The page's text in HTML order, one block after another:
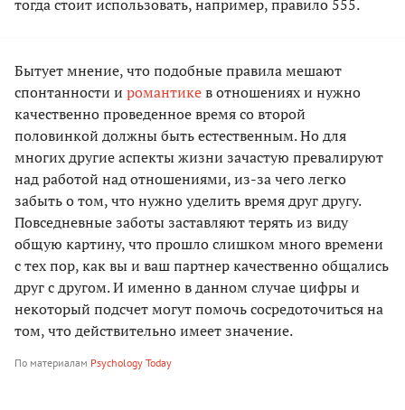
тогда стоит использовать, например, правило 555.
Бытует мнение, что подобные правила мешают
спонтанности и романтикев отношениях и нужно
качественно проведенное время со второй
половинкой должны быть естественным. Но для
многих другие аспекты жизни зачастую превалируют
над работой над отношениями, из-за чего легко
забыть о том, что нужно уделить время друг другу.
Повседневные заботы заставляют терять из виду
общую картину, что прошло слишком много времени
с тех пор, как вы и ваш партнер качественно общались
друг с другом. И именно в данном случае цифры и
некоторый подсчет могут помочь сосредоточиться на
том, что действительно имеет значение.
По материалам Psychology Today